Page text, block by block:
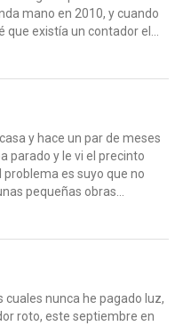
mano en 2010, y cuando
existía un contador el...
y hace un par de meses
parado y le vi el precinto
es suyo que no
pequeñas obras...
cuales nunca he pagado luz,
roto, este septiembre en